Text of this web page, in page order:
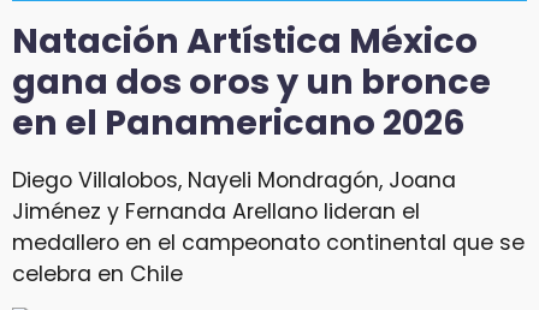
Natación Artística México
gana dos oros y un bronce
en el Panamericano 2026
Diego Villalobos, Nayeli Mondragón, Joana
Jiménez y Fernanda Arellano lideran el
medallero en el campeonato continental que se
celebra en Chile